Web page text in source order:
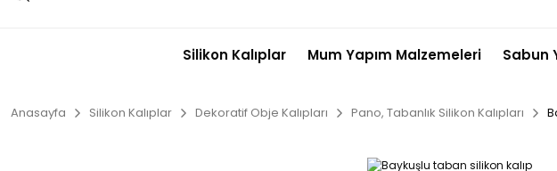
Silikon Kalıplar Mum Yapım Malzemeleri Sabun
Anasayfa Silikon Kalıplar Dekoratif Obje Kalıpları Pano, Tabanlık Silikon Kalıpları